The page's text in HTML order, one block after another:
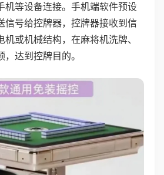
机等设备连接。手机端软件预设
信号给控牌器，控牌器接收到信
或机械结构，在麻将机洗牌、
达到控牌目的。